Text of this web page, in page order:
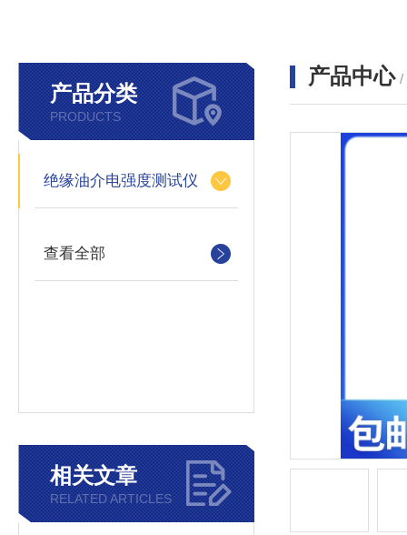
产品分类
PRODUCTS
绝缘油介电强度测试仪
查看全部
相关文章
RELATED ARTICLES
产品中心 /